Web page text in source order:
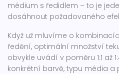
médium s ředidlem – to je
dosáhnout požadovaného
Když už mluvíme o
ředění, optimální množství
obvykle uvádí v poměru 1:1 až
konkrétní barvě, typu média a